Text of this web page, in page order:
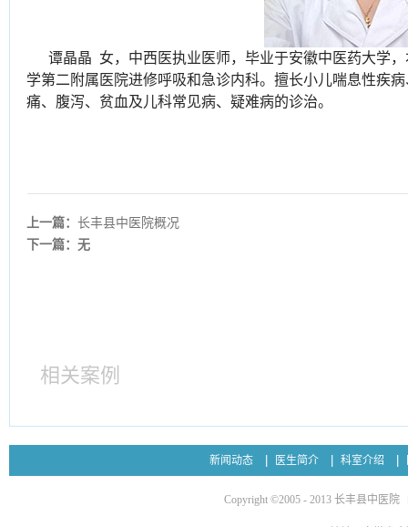
谭晶晶 女，中西医执业医师，毕业于安徽中医药大学
学第二附属医院进修呼吸和急诊内科。擅长小儿喘息性疾
痛、腹泻、贫血及儿科常见病、疑难病的诊治。
上一篇：长丰县中医院概况
下一篇：无
相关案例
新闻动态 医生简介 科室介绍
Copyright ©2005 - 2013 长丰县中医院